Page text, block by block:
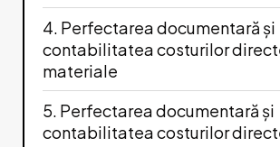
4. Perfectarea documentară și
contabilitatea costurilor
materiale
5. Perfectarea documentară și
contabilitatea costurilor